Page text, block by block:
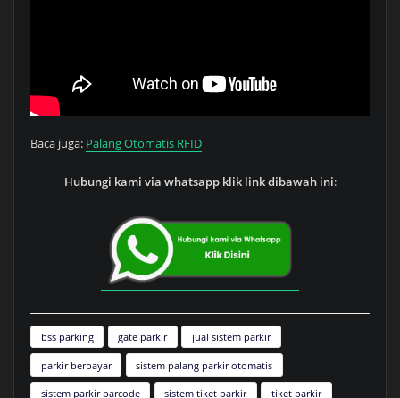
Baca juga: Palang Otomatis RFID
Hubungi kami via whatsapp klik link dibawah ini:
bss parking gate parkir jual sistem parkir
parkir berbayar sistem palang parkir otomatis
sistem parkir barcode sistem tiket parkir tiket parkir